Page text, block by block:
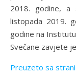
2018. godine, a
listopada 2019.
godine na
Svečane zavjete
Preuzeto sa